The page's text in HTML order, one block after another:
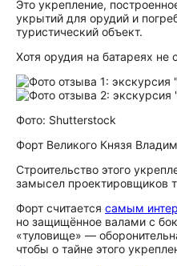
Это укрепление,
укрытий для орудий и
туристический объект.
Хотя орудия на батареях не
Фото: Shutterstock
Форт Великого Князя
Строительство этого
замысел проектировщиков
Форт считается самым
но защищённое валами с
«туловище» —
чтобы о тайне этого